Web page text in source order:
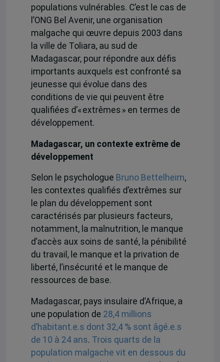
populations vulnérables. C’est le cas de
l’ONG Bel Avenir, une organisation
malgache qui œuvre depuis 2003 dans
la ville de Toliara, au sud de
Madagascar, pour répondre aux défis
importants auxquels est confronté sa
jeunesse qui évolue dans des
conditions de vie qui peuvent être
qualifiées d’« extrêmes » en termes de
développement.
Madagascar, un contexte extrême de
développement
Selon le psychologue Bruno Bettelheim,
les contextes qualifiés d’extrêmes sur
le plan du développement sont
caractérisés par plusieurs facteurs,
notamment, la malnutrition, le manque
d’accès aux soins de santé, la pénibilité
du travail, le manque et la privation de
liberté, l’insécurité et le manque de
ressources de base.
Madagascar, pays insulaire d’Afrique, a
une population de 28,4 millions
d’habitant.e.s dont 32,4 % sont âgé.e.s
de 10 à 24 ans. Trois quarts de la
population malgache vit en dessous du